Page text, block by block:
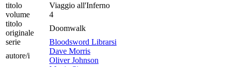
titolo
Viaggio all'Inferno
volume
4
titolo
originale
Doomwalk
serie
Bloodsword Librarsi
autore/i
Dave Morris
Oliver Johnson